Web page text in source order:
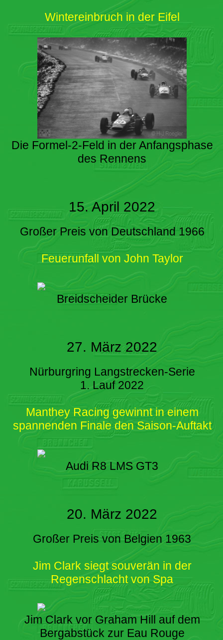
Wintereinbruch in der Eifel
Die Formel-2-Feld in der Anfangsphase
des Rennens
15. April 2022
Großer Preis von Deutschland 1966
Feuerunfall von John Taylor
Breidscheider Brücke
27. März 2022
Nürburgring Langstrecken-Serie
1. Lauf 2022
Manthey Racing gewinnt in einem
spannenden Finale den Saison-Auftakt
Audi R8 LMS GT3
20. März 2022
Großer Preis von Belgien 1963
Jim Clark siegt souverän in der
Regenschlacht von Spa
Jim Clark vor Graham Hill auf dem
Bergabstück zur Eau Rouge